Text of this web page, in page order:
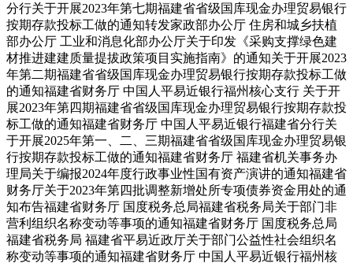
分行关于开展2023年第七期福建省省级国库现金办理贸易银行
按期存款投标工做的通知转发家政部办公厅 住房和城乡扶植
部办公厅 工业和消息化部办公厅关于印发《采购支撑绿色建
材推进建建质量提拔政策项目实施指南》的通知关于开展2023
年第二期福建省省级国库现金办理贸易银行按期存款投标工做
的通知福建省财务厅 中国人平易近银行福州核心支行 关于开
展2023年第四期福建省省级国库现金办理贸易银行按期存款投
标工做的通知福建省财务厅 中国人平易近银行福建省分行关
于开展2025年第一、二、三期福建省省级国库现金办理贸易银
行按期存款投标工做的通知福建省财务厅 福建省机关事务办
理局关于编报2024年度行政事业性国有资产演讲的通知福建省
财务厅关于2023年第四批调整新增处所专项债券资金用处的通
知布告福建省财务厅 国度税务总局福建省税务局关于部门非
营利组织名称变动等事项的通知福建省财务厅 国度税务总局
福建省税务局 福建省平易近政厅关于部门公益性社会组织名
称变动等事项的通知福建省财务厅 中国人平易近银行福州核